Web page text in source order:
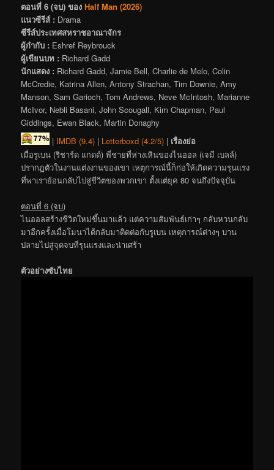
ตอนที่ 6 (จบ) ของ Half Man (2026)
แนวซีรีส์ : Drama
ซีรีส์ประเทศสหราชอาณาจักร
ผู้กำกับ : Eshref Reybrouck
ผู้เขียนบท : Richard Gadd
นักแสดง : Richard Gadd, Jamie Bell, Charlie de Melo, Colin
McCredie, Katrina Allen, Antony Strachan, Tim Downie, Amy
Manson, Sam Garioch, Tom Andrews, Neve McIntosh, Marianne
McIvor, Nebli Basani, John Scougall, Kim Chapman, Paul
Giddings, Ewan Black, Martin Donaghy
| IMDB (9.4) | Letterboxd (4.2/5) | เรื่องย่อ
เมื่อรูเบน (ริชาร์ด แกดด์) พี่ชายที่ห่างเหินของไนออล (เจมี เบลล์)
ปรากฏตัวในงานแต่งงานของเขา เหตุการณ์นี้ก็ก่อให้เกิดความรุนแรง
ที่พาเราย้อนกลับไปสู่ชีวิตของพวกเขา ตั้งแต่ยุค 80 จนถึงปัจจุบัน
ตอนที่ 6 (จบ)
ไนออลสร้างชีวิตใหม่ขึ้นมาแล้ว แต่ความสัมพันธ์เก่าๆ กลับหวนกลับ
มาอีกครั้งเมื่อโมนาได้กลับมาติดต่อกับรูเบน เหตุการณ์ต่างๆ บาน
ปลายไปสู่จุดจบที่รุนแรงและน่าเศร้า
ตัวอย่างซับไทย